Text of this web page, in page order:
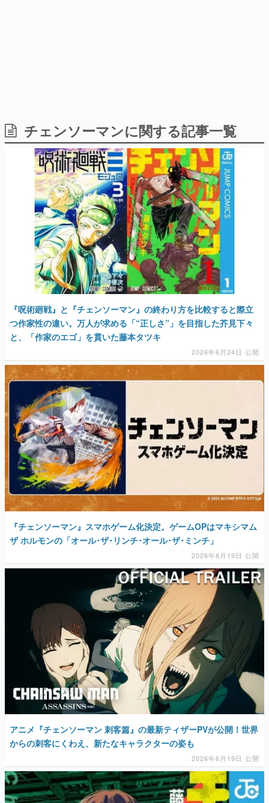
日本のコンテンツ産業やカルチャーに与えた影響を探る企
画です。
日本モバイルゲーム産業史
日本のモバイルゲーム史における主要なトピック・タイト
ルを網羅するほか、開発者へのインタビューや識者による
解説を掲載。約20年の歴史が一望できる決定版！
若ゲのいたり〜ゲームクリエイターの青春〜
『うつヌケ』『ペンと箸』等で知られるマンガ家・田中圭
一先生によるゲーム業界レポートマンガです。
なんでゲームは面白い？
ゲーム開発者・hamatsu氏がゲームの魅力を画面や操作の
具体的な形から解き明かしていく、硬派で骨太な評論連載
です。
「経験値」「裏技」「ラスボス」… ゲームにまつわる言葉
の起源や用法の変遷を、コンピューター文化史研究家・タ
イニーP氏が徹底調査。
カテゴリ
特集記事
マンガ
女性向け
アプリレビュー
その他
電ファミニコゲーマーとは？
運営：株式会社マレ
チェンソーマンに関する記事一覧
『呪術廻戦』と『チェンソーマン』の終わり方を比較すると際立
つ作家性の違い。万人が求める「“正しさ”」を目指した芥見下々
と、「作家のエゴ」を貫いた藤本タツキ
2026年6月24日 公開
『チェンソーマン』スマホゲーム化決定。ゲームOPはマキシマム
ザ ホルモンの「オール･ザ･リンチ･オール･ザ･ミンチ」
2026年6月19日 公開
アニメ『チェンソーマン 刺客篇』の最新ティザーPVが公開！世界
からの刺客にくわえ、新たなキャラクターの姿も
2026年6月19日 公開